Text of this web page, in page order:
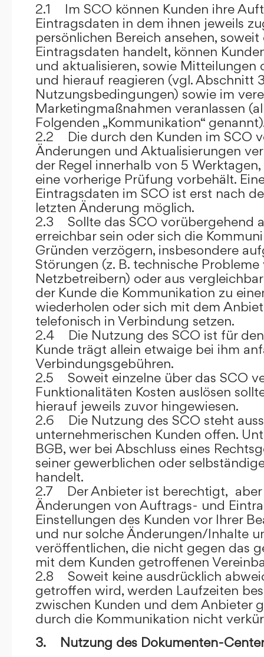
2.1 Im SCO können Kunden ihre
Eintragsdaten in dem ihnen jeweils
persönlichen Bereich ansehen,
Eintragsdaten handelt, können
und aktualisieren, sowie Mitteilungen
und hierauf reagieren (vgl. Abschnitt
Nutzungsbedingungen) sowie im
Marketingmaßnahmen veranlassen
Folgenden „Kommunikation“
2.2 Die durch den Kunden im SCO
Änderungen und Aktualisierungen
der Regel innerhalb von 5
eine vorherige Prüfung vorbehält.
Eintragsdaten im SCO ist erst nach
letzten Änderung möglich.
2.3 Sollte das SCO vorübergehend
erreichbar sein oder sich die
Gründen verzögern, insbesondere
Störungen (z. B. technische
Netzbetreibern) oder aus
der Kunde die Kommunikation zu
wiederholen oder sich mit dem
telefonisch in Verbindung setzen.
2.4 Die Nutzung des SCO ist für den
Kunde trägt allein etwaige bei ihm
Verbindungsgebühren.
2.5 Soweit einzelne über das SCO
Funktionalitäten Kosten auslösen
hierauf jeweils zuvor hingewiesen.
2.6 Die Nutzung des SCO steht
unternehmerischen Kunden offen.
BGB, wer bei Abschluss eines
seiner gewerblichen oder
handelt.
2.7 Der Anbieter ist berechtigt,
Änderungen von Auftrags- und
Einstellungen des Kunden vor Ihrer
und nur solche Änderungen/Inhalte
veröffentlichen, die nicht gegen das
mit dem Kunden getroffenen
2.8 Soweit keine ausdrücklich
getroffen wird, werden Laufzeiten
zwischen Kunden und dem Anbieter
durch die Kommunikation nicht
3. Nutzung des Dokumenten-